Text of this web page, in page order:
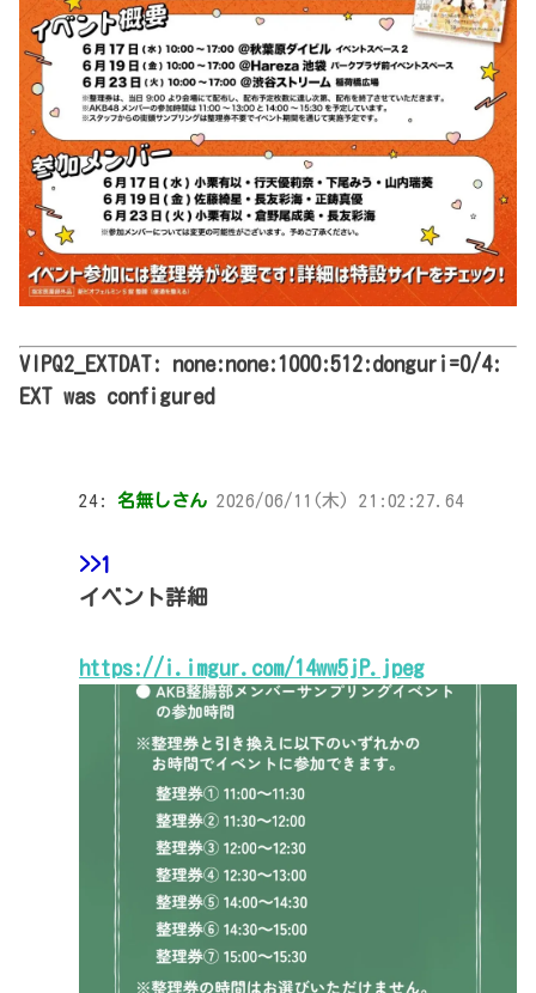
VIPQ2_EXTDAT: none:none:1000:512:donguri=0/4:
EXT was configured
24: 名無しさん 2026/06/11(木) 21:02:27.64
>>1
イベント詳細
https://i.imgur.com/14ww5jP.jpeg